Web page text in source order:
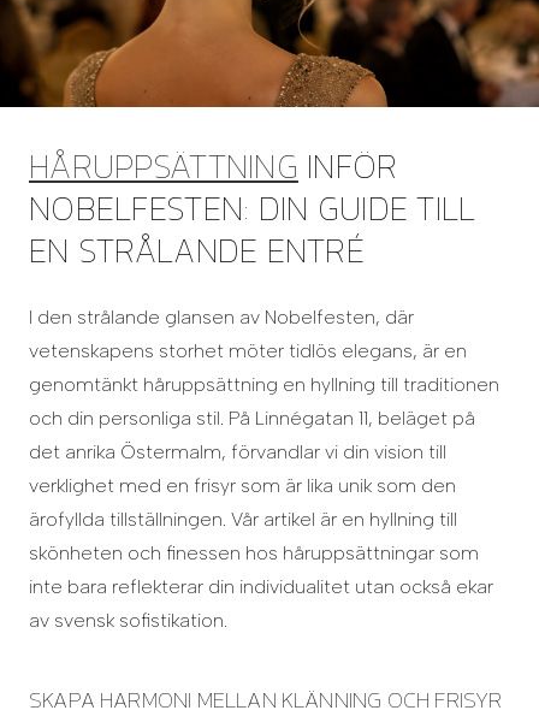
HÅRUPPSÄTTNING INFÖR
NOBELFESTEN: DIN GUIDE TILL
EN STRÅLANDE ENTRÉ
I den strålande glansen av Nobelfesten, där
vetenskapens storhet möter tidlös elegans, är en
genomtänkt håruppsättning en hyllning till traditionen
och din personliga stil. På Linnégatan 11, beläget på
det anrika Östermalm, förvandlar vi din vision till
verklighet med en frisyr som är lika unik som den
ärofyllda tillställningen. Vår artikel är en hyllning till
skönheten och finessen hos håruppsättningar som
inte bara reflekterar din individualitet utan också ekar
av svensk sofistikation.
SKAPA HARMONI MELLAN KLÄNNING OCH FRISYR